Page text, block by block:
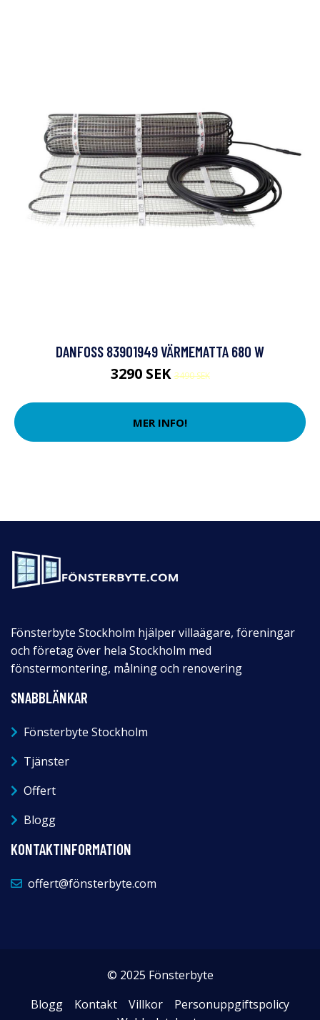
DANFOSS 83901949 VÄRMEMATTA 680 W
3290 SEK3490 SEK
MER INFO!
Fönsterbyte Stockholm hjälper villaägare, föreningar
och företag över hela Stockholm med
fönstermontering, målning och renovering
SNABBLÄNKAR
Fönsterbyte Stockholm
Tjänster
Offert
Blogg
KONTAKTINFORMATION
offert@fönsterbyte.com
© 2025 Fönsterbyte
Blogg
Kontakt Villkor
Personuppgiftspolicy